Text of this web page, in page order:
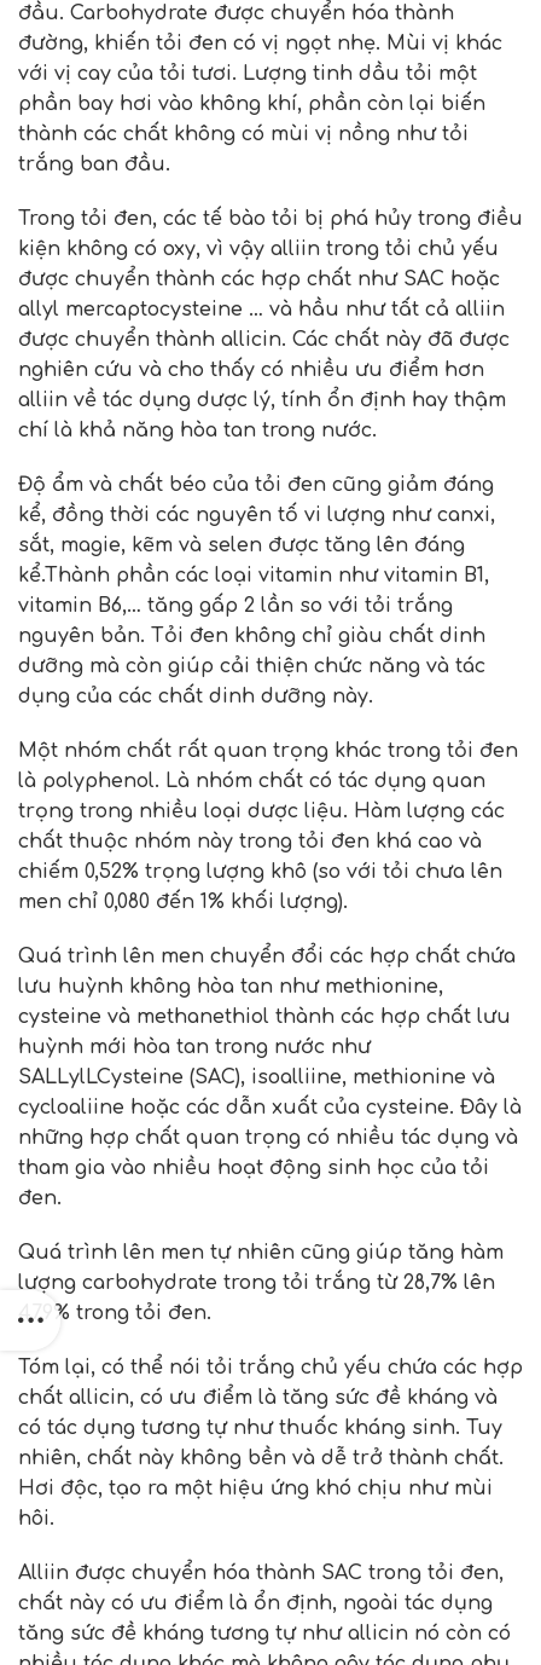
đầu. Carbohydrate được chuyển hóa thành
đường, khiến tỏi đen có vị ngọt nhẹ. Mùi vị khác
với vị cay của tỏi tươi. Lượng tinh dầu tỏi một
phần bay hơi vào không khí, phần còn lại biến
thành các chất không có mùi vị nồng như tỏi
trắng ban đầu.
Trong tỏi đen, các tế bào tỏi bị phá hủy trong điều
kiện không có oxy, vì vậy alliin trong tỏi chủ yếu
được chuyển thành các hợp chất như SAC hoặc
allyl mercaptocysteine ​​… và hầu như tất cả alliin
được chuyển thành allicin. Các chất này đã được
nghiên cứu và cho thấy có nhiều ưu điểm hơn
alliin về tác dụng dược lý, tính ổn định hay thậm
chí là khả năng hòa tan trong nước.
Độ ẩm và chất béo của tỏi đen cũng giảm đáng
kể, đồng thời các nguyên tố vi lượng như canxi,
sắt, magie, kẽm và selen được tăng lên đáng
kể.Thành phần các loại vitamin như vitamin B1,
vitamin B6,… tăng gấp 2 lần so với tỏi trắng
nguyên bản. Tỏi đen không chỉ giàu chất dinh
dưỡng mà còn giúp cải thiện chức năng và tác
dụng của các chất dinh dưỡng này.
Một nhóm chất rất quan trọng khác trong tỏi đen
là polyphenol. Là nhóm chất có tác dụng quan
trọng trong nhiều loại dược liệu. Hàm lượng các
chất thuộc nhóm này trong tỏi đen khá cao và
chiếm 0,52% trọng lượng khô (so với tỏi chưa lên
men chỉ 0,080 đến 1% khối lượng).
Quá trình lên men chuyển đổi các hợp chất chứa
lưu huỳnh không hòa tan như methionine,
cysteine ​​và methanethiol thành các hợp chất lưu
huỳnh mới hòa tan trong nước như
SALLylLCysteine ​​(SAC), isoalliine, methionine và
cycloaliine hoặc các dẫn xuất của cysteine. Đây là
những hợp chất quan trọng có nhiều tác dụng và
tham gia vào nhiều hoạt động sinh học của tỏi
đen.
Quá trình lên men tự nhiên cũng giúp tăng hàm
lượng carbohydrate trong tỏi trắng từ 28,7% lên
47,9% trong tỏi đen.
Tóm lại, có thể nói tỏi trắng chủ yếu chứa các hợp
chất allicin, có ưu điểm là tăng sức đề kháng và
có tác dụng tương tự như thuốc kháng sinh. Tuy
nhiên, chất này không bền và dễ trở thành chất.
Hơi độc, tạo ra một hiệu ứng khó chịu như mùi
hôi.
Alliin được chuyển hóa thành SAC trong tỏi đen,
chất này có ưu điểm là ổn định, ngoài tác dụng
tăng sức đề kháng tương tự như allicin nó còn có